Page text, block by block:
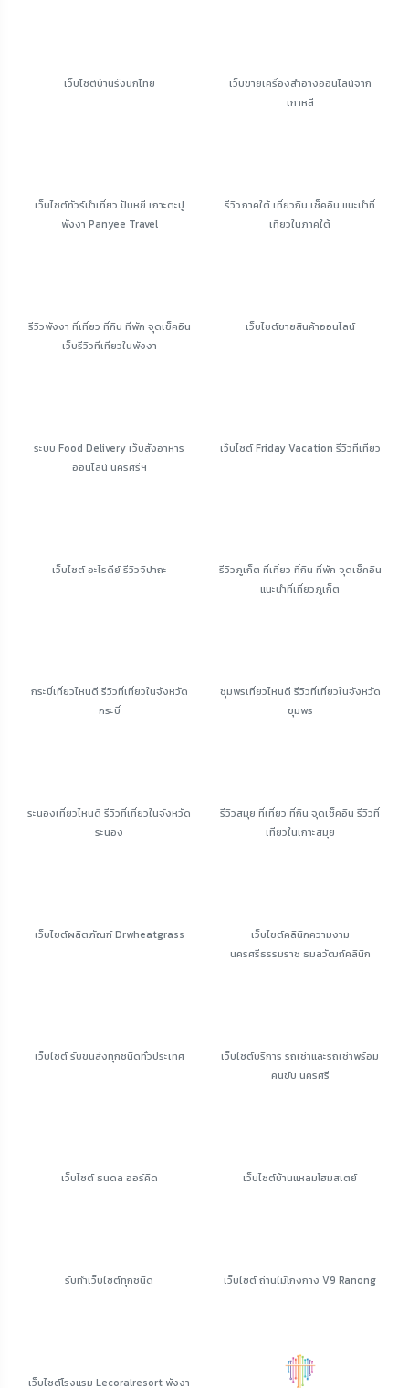
เว็บไซต์บ้านรังนกไทย
เว็บขายเครื่องสำอางออนไลน์จาก
เกาหลี
เว็บไซต์ทัวร์นำเที่ยว ปันหยี เกาะตะปู
พังงา Panyee Travel
รีวิวภาคใต้ เที่ยวกิน เช็คอิน แนะนำที่
เที่ยวในภาคใต้
รีวิวพังงา ที่เที่ยว ที่กิน ที่พัก จุดเช็คอิน
เว็บรีวิวที่เที่ยวในพังงา
เว็บไซต์ขายสินค้าออนไลน์
ระบบ Food Delivery เว็บสั่งอาหาร
ออนไลน์ นครศรีฯ
เว็บไซต์ Friday Vacation รีวิวที่เที่ยว
เว็บไซต์ อะไรดีย์ รีวิวจิปาถะ
รีวิวภูเก็ต ที่เที่ยว ที่กิน ที่พัก จุดเช็คอิน
แนะนำที่เที่ยวภูเก็ต
กระบี่เที่ยวไหนดี รีวิวที่เที่ยวในจังหวัด
กระบี่
ชุมพรเที่ยวไหนดี รีวิวที่เที่ยวในจังหวัด
ชุมพร
ระนองเที่ยวไหนดี รีวิวที่เที่ยวในจังหวัด
ระนอง
รีวิวสมุย ที่เที่ยว ที่กิน จุดเช็คอิน รีวิวที่
เที่ยวในเกาะสมุย
เว็บไซต์ผลิตภัณฑ์ Drwheatgrass
เว็บไซต์คลินิกความงาม
นครศรีธรรมราช ธมลวัฒก์คลินิก
เว็บไซต์ รับขนส่งทุกชนิดทั่วประเทศ
เว็บไซต์บริการ รถเช่าและรถเช่าพร้อม
คนขับ นครศรี
เว็บไซต์ ธนดล ออร์คิด เว็บไซต์บ้านแหลมโฮมสเตย์
รับทำเว็บไซต์ทุกชนิด เว็บไซต์ ถ่านไม้โกงกาง V9 Ranong
เว็บไซต์โรงแรม Lecoralresort พังงา